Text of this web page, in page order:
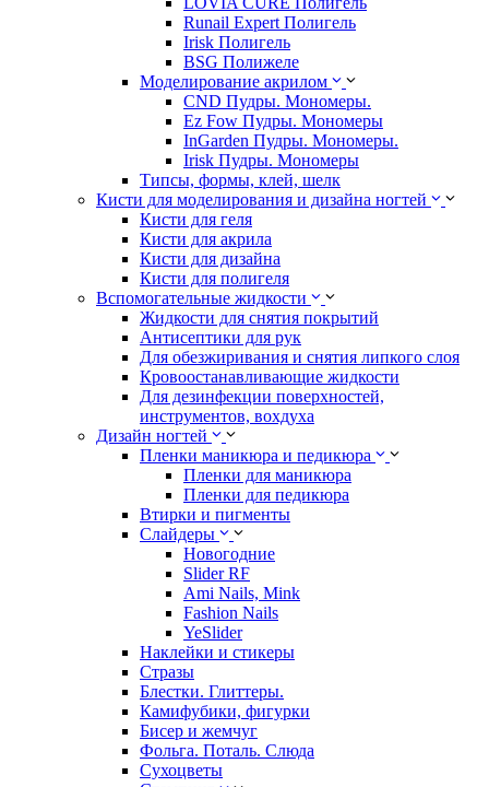
Runail Expert Полигель
Irisk Полигель
BSG Полижеле
Моделирование акрилом
CND Пудры. Мономеры.
Ez Fow Пудры. Мономеры
InGarden Пудры. Мономеры.
Irisk Пудры. Мономеры
Типсы, формы, клей, шелк
Кисти для моделирования и дизайна ногтей
Кисти для геля
Кисти для акрила
Кисти для дизайна
Кисти для полигеля
Вспомогательные жидкости
Жидкости для снятия покрытий
Антисептики для рук
Для обезжиривания и снятия липкого слоя
Кровоостанавливающие жидкости
Для дезинфекции поверхностей,
инструментов, вохдуха
Дизайн ногтей
Пленки маникюра и педикюра
Пленки для маникюра
Пленки для педикюра
Втирки и пигменты
Слайдеры
Новогодние
Slider RF
Ami Nails, Mink
Fashion Nails
YeSlider
Наклейки и стикеры
Стразы
Блестки. Глиттеры.
Камифубики, фигурки
Бисер и жемчуг
Фольга. Поталь. Слюда
Сухоцветы